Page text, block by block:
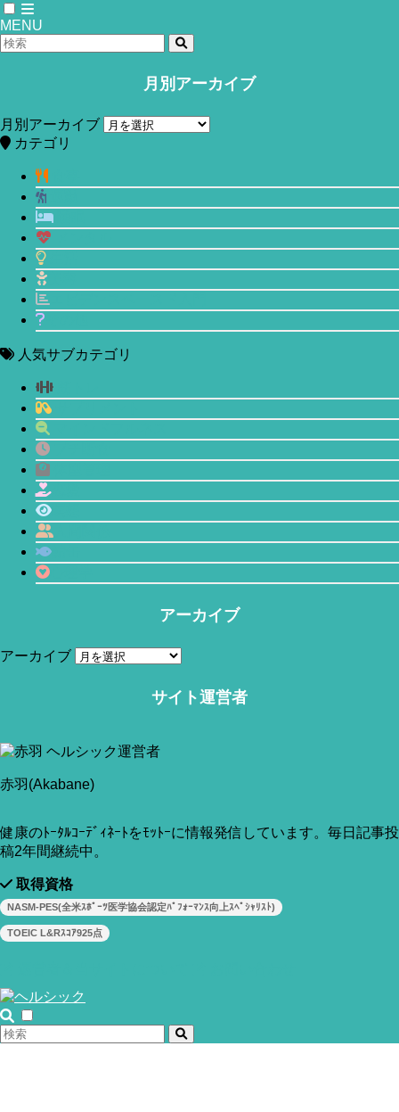
MENU
月別アーカイブ
月別アーカイブ
カテゴリ
人気サブカテゴリ
アーカイブ
アーカイブ
サイト運営者
赤羽(Akabane)
健康のﾄｰﾀﾙｺｰﾃﾞｨﾈｰﾄをﾓｯﾄｰに情報発信しています。毎日記事投
稿2年間継続中。
取得資格
NASM-PES(全米ｽﾎﾟｰﾂ医学協会認定ﾊﾟﾌｫｰﾏﾝｽ向上ｽﾍﾟｼｬﾘｽﾄ)
TOEIC L&Rｽｺｱ925点
ビタミンCサプリを摂ってもがんのリ
スクは下がらず予防効果もない件。
2018年3月20日
今回は「ビタミンCサプリはがんの予防にはならないかも
よ」というお話です。